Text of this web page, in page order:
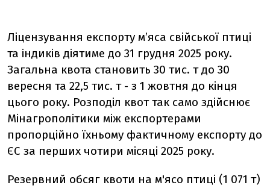
Ліцензування експорту м’яса свійської птиці
та індиків діятиме до 31 грудня 2025 року.
Загальна квота становить 30 тис. т до 30
вересня та 22,5 тис. т - з 1 жовтня до кінця
цього року. Розподіл квот так само здійснює
Мінагрополітики між експортерами
пропорційно їхньому фактичному експорту до
ЄС за перших чотири місяці 2025 року.
Резервний обсяг квоти на м'ясо птиці (1 071 т)